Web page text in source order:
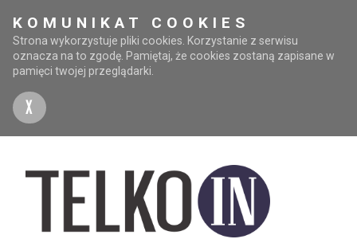
KOMUNIKAT COOKIES
Strona wykorzystuje pliki cookies. Korzystanie z serwisu
oznacza na to zgodę. Pamiętaj, że cookies zostaną zapisane w
pamięci twojej przeglądarki.
X